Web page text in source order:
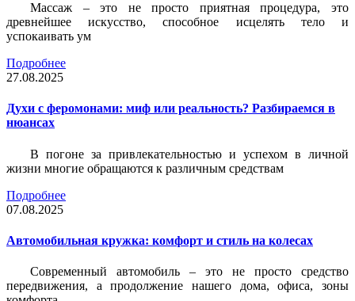
Массаж – это не просто приятная процедура, это
древнейшее искусство, способное исцелять тело и
успокаивать ум
Подробнее
27.08.2025
Духи с феромонами: миф или реальность? Разбираемся в
нюансах
В погоне за привлекательностью и успехом в личной
жизни многие обращаются к различным средствам
Подробнее
07.08.2025
Автомобильная кружка: комфорт и стиль на колесах
Современный автомобиль – это не просто средство
передвижения, а продолжение нашего дома, офиса, зоны